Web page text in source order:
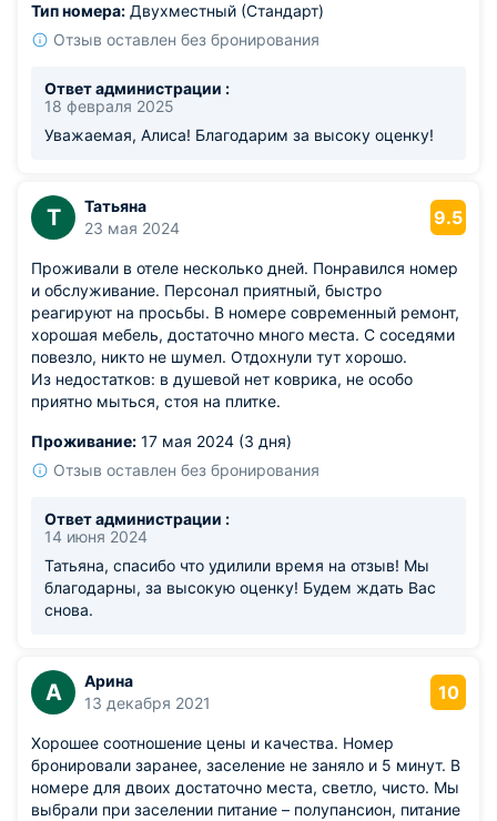
Тип номера: Двухместный (Стандарт)
Отзыв оставлен без бронирования
Ответ администрации :
18 февраля 2025
Уважаемая, Алиса! Благодарим за высоку оценку!
Т
Татьяна
23 мая 2024
9.5
Проживали в отеле несколько дней. Понравился номер
и обслуживание. Персонал приятный, быстро
реагируют на просьбы. В номере современный ремонт,
хорошая мебель, достаточно много места. С соседями
повезло, никто не шумел. Отдохнули тут хорошо.
Из недостатков: в душевой нет коврика, не особо
приятно мыться, стоя на плитке.
Проживание: 17 мая 2024 (3 дня)
Отзыв оставлен без бронирования
Ответ администрации :
14 июня 2024
Татьяна, спасибо что удилили время на отзыв! Мы
благодарны, за высокую оценку! Будем ждать Вас
снова.
А
Арина
13 декабря 2021
10
Хорошее соотношение цены и качества. Номер
бронировали заранее, заселение не заняло и 5 минут. В
номере для двоих достаточно места, светло, чисто. Мы
выбрали при заселении питание – полупансион, питание